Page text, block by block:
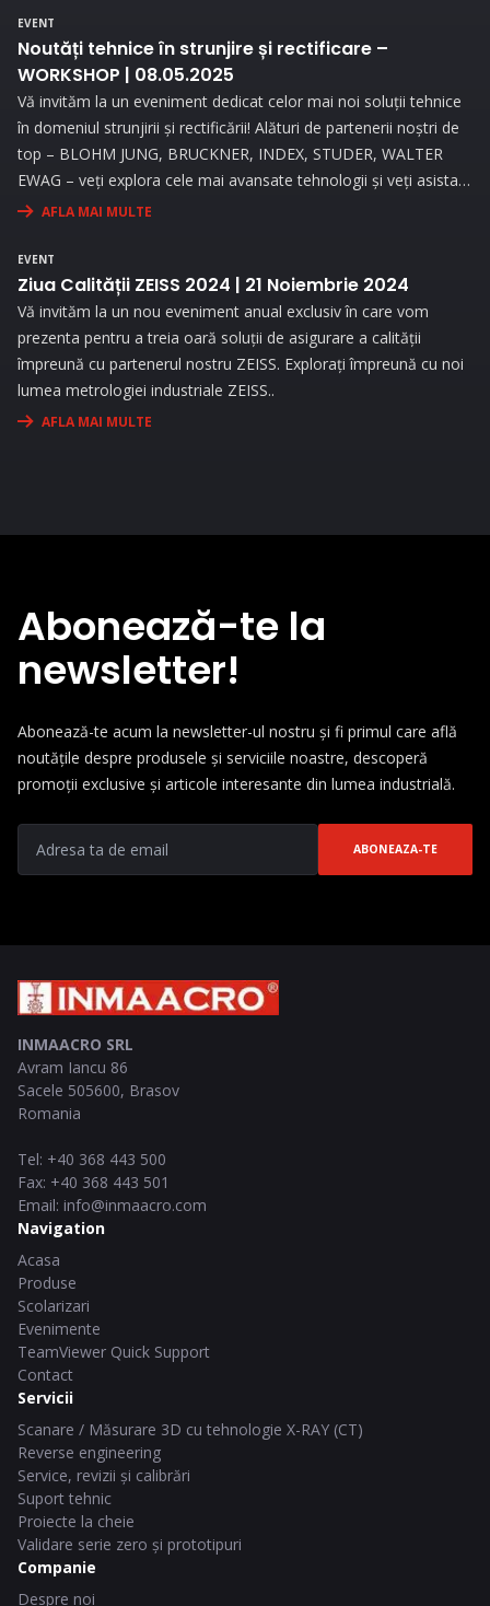
EVENT
Noutăți tehnice în strunjire și rectificare –
WORKSHOP | 08.05.2025
Vă invităm la un eveniment dedicat celor mai noi soluții tehnice
în domeniul strunjirii și rectificării! Alături de partenerii noștri de
top – BLOHM JUNG, BRUCKNER, INDEX, STUDER, WALTER
EWAG – veți explora cele mai avansate tehnologii și veți asista
la demonstrații live..
AFLA MAI MULTE
EVENT
Ziua Calității ZEISS 2024 | 21 Noiembrie 2024
Vă invităm la un nou eveniment anual exclusiv în care vom
prezenta pentru a treia oară soluții de asigurare a calității
împreună cu partenerul nostru ZEISS. Explorați împreună cu noi
lumea metrologiei industriale ZEISS..
AFLA MAI MULTE
Abonează-te la
newsletter!
Abonează-te acum la newsletter-ul nostru și fi primul care află
noutățile despre produsele și serviciile noastre, descoperă
promoții exclusive și articole interesante din lumea industrială.
ABONEAZA-TE
INMAACRO SRL
Avram Iancu 86
Sacele 505600, Brasov
Romania
Tel: +40 368 443 500
Fax: +40 368 443 501
Email: info@inmaacro.com
Navigation
Acasa
Produse
Scolarizari
Evenimente
TeamViewer Quick Support
Contact
Servicii
Scanare / Măsurare 3D cu tehnologie X-RAY (CT)
Reverse engineering
Service, revizii și calibrări
Suport tehnic
Proiecte la cheie
Validare serie zero și prototipuri
Companie
Despre noi